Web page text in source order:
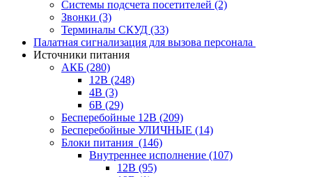
Системы подсчета посетителей (2)
Звонки (3)
Терминалы СКУД (33)
Палатная сигнализация для вызова персонала
Источники питания
АКБ (280)
12В (248)
4В (3)
6В (29)
Бесперебойные 12В (209)
Бесперебойные УЛИЧНЫЕ (14)
Блоки питания (146)
Внутреннее исполнение (107)
12В (95)